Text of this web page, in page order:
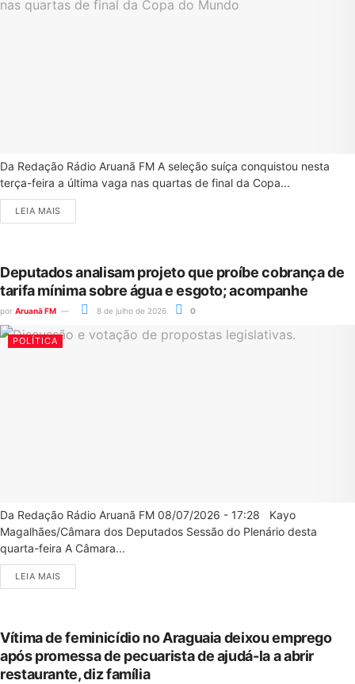
Da Redação Rádio Aruanã FM A seleção suíça conquistou nesta
terça-feira a última vaga nas quartas de final da Copa...
LEIA MAIS
Deputados analisam projeto que proíbe cobrança de
tarifa mínima sobre água e esgoto; acompanhe
por Aruanã FM 8 de julho de 2026 0
POLÍTICA
Da Redação Rádio Aruanã FM 08/07/2026 - 17:28 Kayo
Magalhães/Câmara dos Deputados Sessão do Plenário desta
quarta-feira A Câmara...
LEIA MAIS
Vítima de feminicídio no Araguaia deixou emprego
após promessa de pecuarista de ajudá-la a abrir
restaurante, diz família